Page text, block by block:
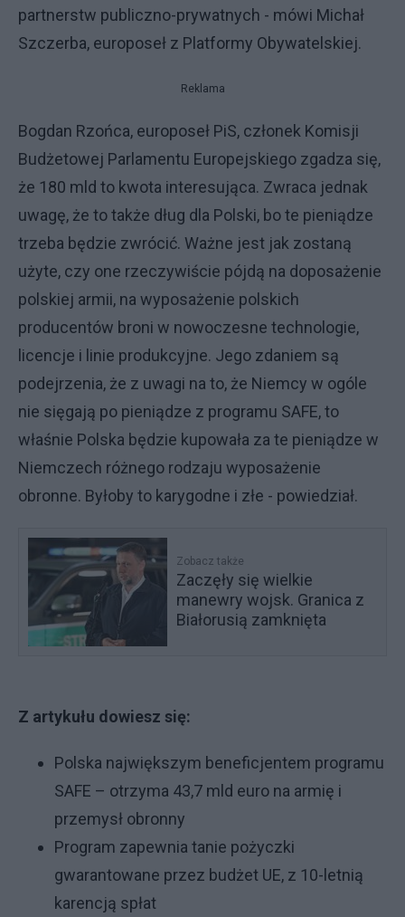
partnerstw publiczno-prywatnych - mówi Michał
Szczerba, europoseł z Platformy Obywatelskiej.
Reklama
Bogdan Rzońca, europoseł PiS, członek Komisji
Budżetowej Parlamentu Europejskiego zgadza się,
że 180 mld to kwota interesująca. Zwraca jednak
uwagę, że to także dług dla Polski, bo te pieniądze
trzeba będzie zwrócić. Ważne jest jak zostaną
użyte, czy one rzeczywiście pójdą na doposażenie
polskiej armii, na wyposażenie polskich
producentów broni w nowoczesne technologie,
licencje i linie produkcyjne. Jego zdaniem są
podejrzenia, że z uwagi na to, że Niemcy w ogóle
nie sięgają po pieniądze z programu SAFE, to
właśnie Polska będzie kupowała za te pieniądze w
Niemczech różnego rodzaju wyposażenie
obronne. Byłoby to karygodne i złe - powiedział.
Zobacz także
Zaczęły się wielkie
manewry wojsk. Granica z
Białorusią zamknięta
Z artykułu dowiesz się:
Polska największym beneficjentem programu
SAFE – otrzyma 43,7 mld euro na armię i
przemysł obronny
Program zapewnia tanie pożyczki
gwarantowane przez budżet UE, z 10-letnią
karencją spłat